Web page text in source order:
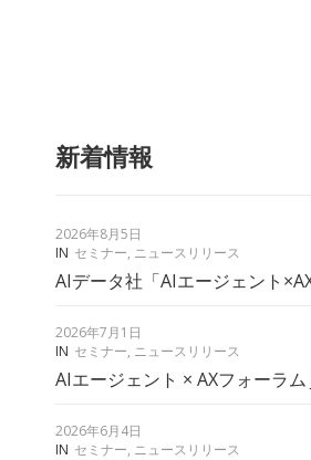
新着情報
2026年8月5日
IN セミナー, ニュースリリース
AIデータ社「AIエージェント
2026年7月1日
IN セミナー, ニュースリリース
AIエージェント × AXフォーラ
2026年6月4日
IN セミナー, ニュースリリース